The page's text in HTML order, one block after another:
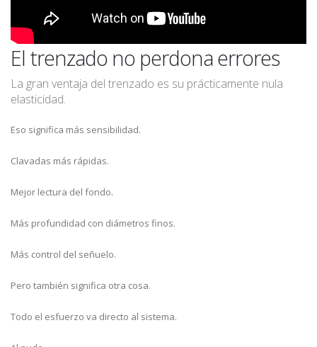
El trenzado no perdona errores
La gran ventaja del trenzado es su prácticamente nula
elasticidad.
Eso significa más sensibilidad.
Clavadas más rápidas.
Mejor lectura del fondo.
Más profundidad con diámetros finos.
Más control del señuelo.
Pero también significa otra cosa.
Todo el esfuerzo va directo al sistema.